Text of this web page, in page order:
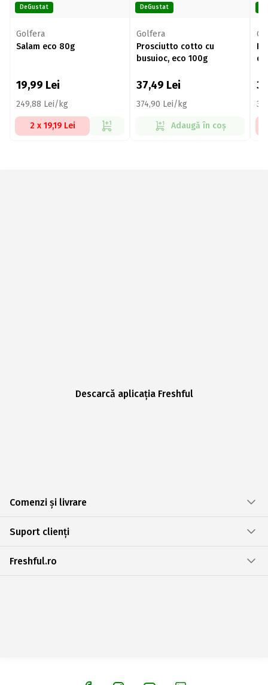
DeGustat
Golfera
Salam eco 80g
19,99 Lei
249,88 Lei/kg
2 x 19,19 Lei
DeGustat
Golfera
Prosciutto cotto cu
busuioc, eco 100g
37,49 Lei
374,90 Lei/kg
Adaugă în coș
Descarcă aplicația Freshful
Comenzi și livrare
Suport clienți
Freshful.ro